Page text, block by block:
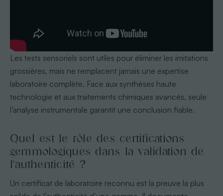
Les tests sensoriels sont utiles pour éliminer les imitations
grossières, mais ne remplacent jamais une expertise
laboratoire complète. Face aux synthèses haute
technologie et aux traitements chimiques avancés, seule
l’analyse instrumentale garantit une conclusion fiable.
Quel est le rôle des certifications
gemmologiques dans la validation de
l’authenticité ?
Un certificat de laboratoire reconnu est la preuve la plus